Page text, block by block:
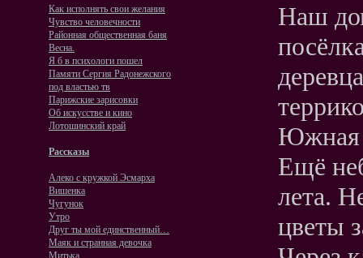
Как исполнять свои желания
Чувство человечности
Районная общественная баня
Весна.
Я б в психологи пошел
Памяти Сергия Радонежского
под властью тв
Парижские зарисовки
Об искусстве и кино
Лотошинский край
Рассказы
Алеко с кружкой Эсмарха
Вишенка
Чугунок
Утро
Друг ты мой единственный…
Маяк и странная девочка
Митька
Наш
Южная
Ещё
лета.
цветы